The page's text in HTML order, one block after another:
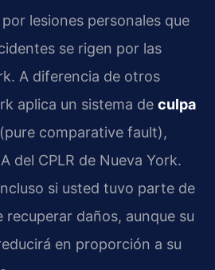
lesiones personales que
se rigen por las
A diferencia de otros
aplica un sistema de culpa
(pure comparative fault),
del CPLR de Nueva York.
si usted tuvo parte de
recuperar daños, aunque su
en proporción a su